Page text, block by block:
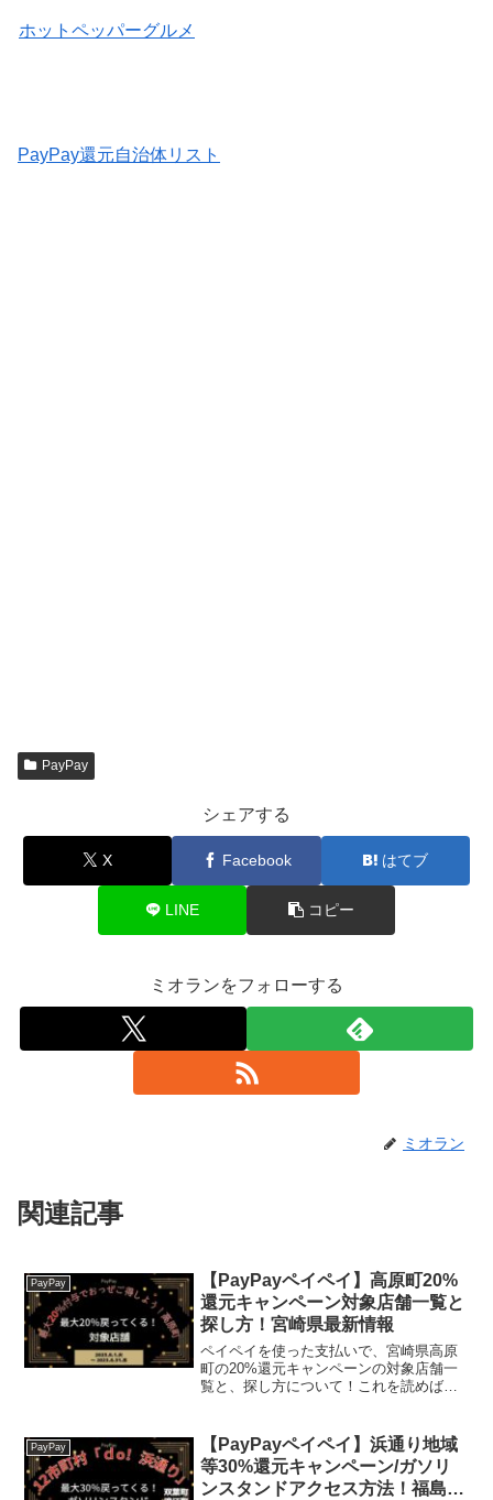
ホットペッパーグルメ
PayPay還元自治体リスト
PayPay
シェアする
X Facebook はてブ
LINE コピー
ミオランをフォローする
ミオラン
関連記事
PayPay
【PayPayペイペイ】高原町20%
還元キャンペーン対象店舗一覧と
探し方！宮崎県最新情報
ペイペイを使った支払いで、宮崎県高原
町の20%還元キャンペーンの対象店舗一
覧と、探し方について！これを読めば、
ャッシュレスキャンペーン」の、対象店
舗と探し方が...
PayPay
【PayPayペイペイ】浜通り地域
等30%還元キャンペーン/ガソリ
ンスタンドアクセス方法！福島県